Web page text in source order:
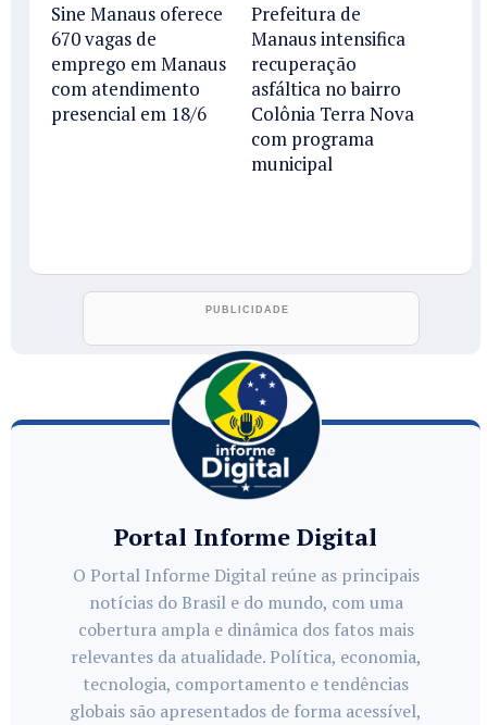
Sine Manaus oferece
670 vagas de
emprego em Manaus
com atendimento
presencial em 18/6
Prefeitura de
Manaus intensifica
recuperação
asfáltica no bairro
Colônia Terra Nova
com programa
municipal
Portal Informe Digital
O Portal Informe Digital reúne as principais
notícias do Brasil e do mundo, com uma
cobertura ampla e dinâmica dos fatos mais
relevantes da atualidade. Política, economia,
tecnologia, comportamento e tendências
globais são apresentados de forma acessível,